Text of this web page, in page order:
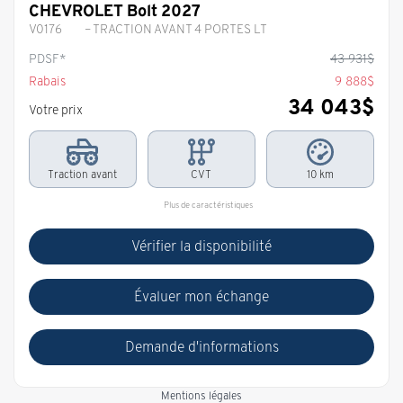
CHEVROLET Bolt 2027
V0176
– TRACTION AVANT 4 PORTES LT
PDSF*
43 931$
Rabais
9 888$
Votre prix
34 043$
Traction avant CVT 10 km
Plus de caractéristiques
Vérifier la disponibilité
Évaluer mon échange
Demande d'informations
Mentions légales